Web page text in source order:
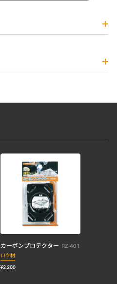
カーボンプロテクター RZ-401
ロウ材
¥2,200